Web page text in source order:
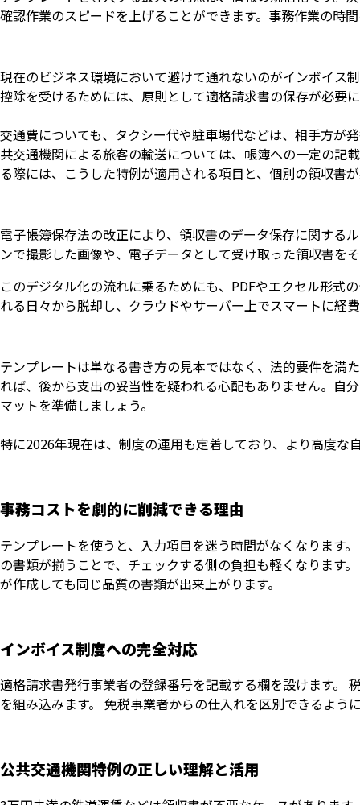
確認作業のスピードを上げることができます。事務作業の時
現在のビジネス環境において避けて通れないのがインボイス
控除を受けるためには、原則として適格請求書の保存が必要
交通費についても、タクシー代や駐車場代などは、相手方が
共交通機関による旅客の輸送については、帳簿への一定の記
る際には、こうした特例が適用される項目と、個別の領収書
電子帳簿保存法の改正により、領収書のデータ保存に関する
ンで撮影した画像や、電子データとして受け取った領収書を
このデジタル化の流れに乗るためにも、PDFやエクセル形式
れる日々から脱却し、クラウドやサーバー上でスマートに経
テンプレートは単なる書き方の見本ではなく、法的要件を満
れば、後から支出の妥当性を疑われる心配もありません。自
マットを準備しましょう。
特に2026年現在は、制度の運用も定着しており、より高度な
事務コストを劇的に削減できる理由
テンプレートを使うと、入力項目を迷う時間がなくなります
の書類が揃うことで、チェックする側の負担も軽くなります
が作成しても同じ品質の書類が出来上がります。
インボイス制度への完全対応
適格請求書発行事業者の登録番号を記載する欄を設けます。
を組み込みます。 免税事業者からの仕入れを区別できるよ
公共交通機関特例の正しい理解と活用